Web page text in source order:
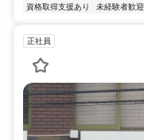
資格取得支援あり 未経験者歓迎
正社員